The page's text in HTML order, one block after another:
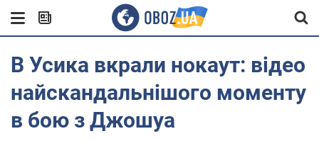
В Усика вкрали нокаут: відео
найскандальнішого моменту
в бою з Джошуа